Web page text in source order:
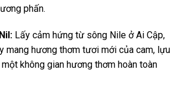
phấn.
Lấy cảm hứng từ sông Nile ở Ai Cập,
mang hương thơm tươi mới của cam, lựu
không gian hương thơm hoàn toàn